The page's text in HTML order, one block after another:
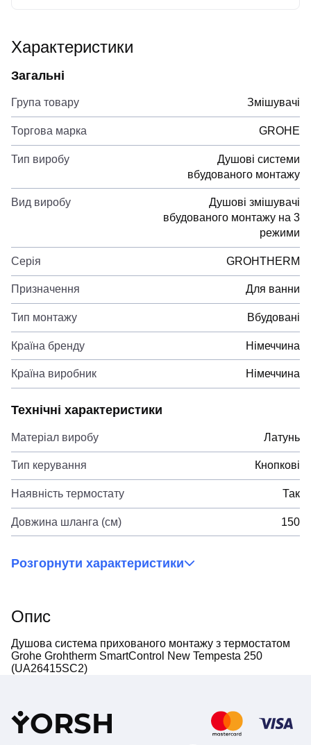
Характеристики
Загальні
Група товару Змішувачі
Торгова марка GROHE
Тип виробу
Душові системи
вбудованого монтажу
Вид виробу
Душові змішувачі
вбудованого монтажу на 3
режими
Серія GROHTHERM
Призначення Для ванни
Тип монтажу Вбудовані
Країна бренду Німеччина
Країна виробник Німеччина
Технічні характеристики
Матеріал виробу Латунь
Тип керування Кнопкові
Наявність термостату Так
Довжина шланга (см) 150
Розгорнути характеристики
Опис
Душова система прихованого монтажу з термостатом
Grohe Grohtherm SmartControl New Tempesta 250
(UA26415SC2)
YORSH